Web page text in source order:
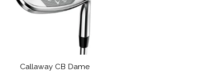
Callaway CB Dame